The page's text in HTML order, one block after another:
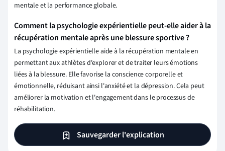
mentale et la performance globale.
Comment la psychologie expérientielle peut-elle aider à la
récupération mentale après une blessure sportive ?
La psychologie expérientielle aide à la récupération mentale en
permettant aux athlètes d'explorer et de traiter leurs émotions
liées à la blessure. Elle favorise la conscience corporelle et
émotionnelle, réduisant ainsi l'anxiété et la dépression. Cela peut
améliorer la motivation et l'engagement dans le processus de
réhabilitation.
Sauvegarder l'explication